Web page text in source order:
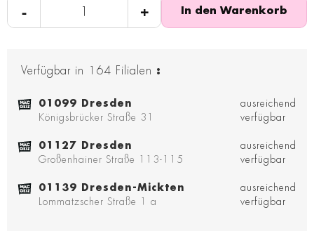
- + In den Warenkorb
Verfügbar in 164 Filialen :
01099 Dresden
Königsbrücker Straße 31
ausreichend
verfügbar
01127 Dresden
Großenhainer Straße 113-115
ausreichend
verfügbar
01139 Dresden-Mickten
Lommatzscher Straße 1 a
ausreichend
verfügbar